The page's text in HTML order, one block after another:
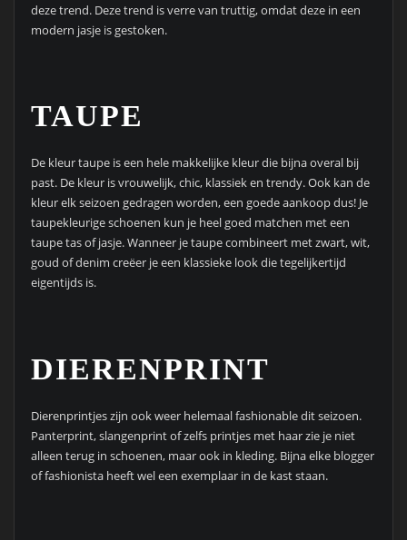
deze trend. Deze trend is verre van truttig, omdat deze in een
modern jasje is gestoken.
TAUPE
De kleur taupe is een hele makkelijke kleur die bijna overal bij
past. De kleur is vrouwelijk, chic, klassiek en trendy. Ook kan de
kleur elk seizoen gedragen worden, een goede aankoop dus! Je
taupekleurige schoenen kun je heel goed matchen met een
taupe tas of jasje. Wanneer je taupe combineert met zwart, wit,
goud of denim creëer je een klassieke look die tegelijkertijd
eigentijds is.
DIERENPRINT
Dierenprintjes zijn ook weer helemaal fashionable dit seizoen.
Panterprint, slangenprint of zelfs printjes met haar zie je niet
alleen terug in schoenen, maar ook in kleding. Bijna elke blogger
of fashionista heeft wel een exemplaar in de kast staan.